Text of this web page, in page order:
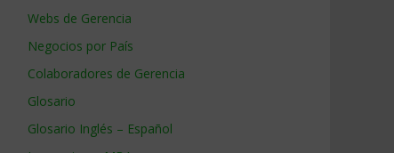
Webs de Gerencia
Negocios por País
Colaboradores de Gerencia
Glosario
Glosario Inglés – Español